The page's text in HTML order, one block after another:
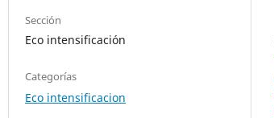
Sección
Eco intensificación
Categorías
Eco intensificacion